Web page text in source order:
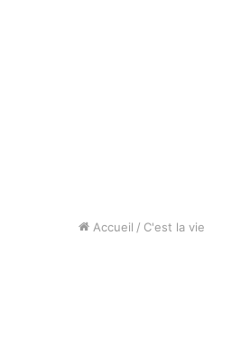
Accueil / C'est la vie